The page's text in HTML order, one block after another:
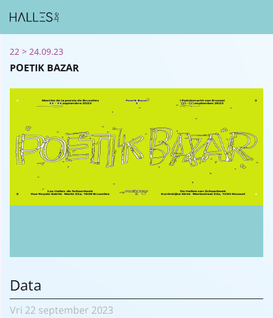
22 > 24.09.23
POETIK BAZAR
Data
Vri 22 september 2023